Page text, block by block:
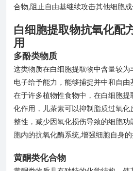
合物,阻止自由基继续攻击其他细胞成
白细胞提取物抗氧化配
用
多酚类物质
这类物质在白细胞提取物中含量较为
电子给予能力，能够捕捉并中和自
在于许多植物性食物中，在白细胞
化作用，儿茶素可以抑制脂质过氧
整性，减少因氧化损伤导致的细胞功
胞内的抗氧化酶系统,增强细胞自身的
黄酮类化合物